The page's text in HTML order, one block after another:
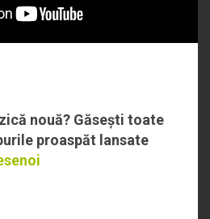
nouă? Găsești toate
proaspăt lansate